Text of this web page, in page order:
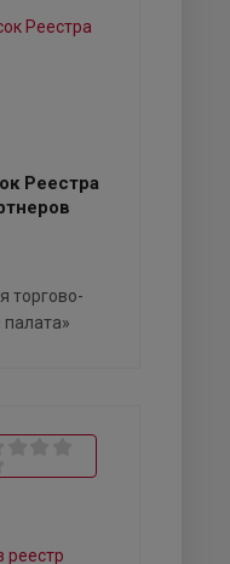
Реестра
торгово-